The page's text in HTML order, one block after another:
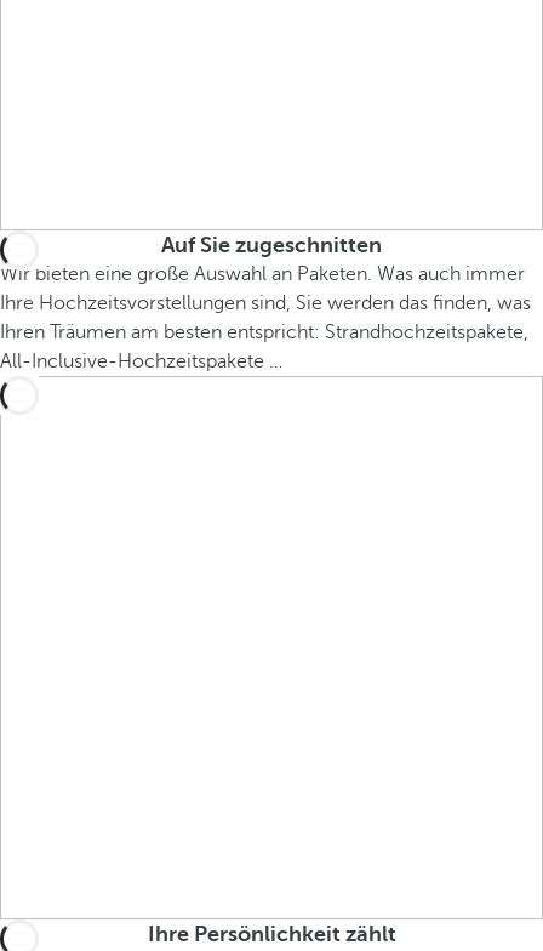
Auf Sie zugeschnitten
Wir bieten eine große Auswahl an Paketen. Was auch immer
Ihre Hochzeitsvorstellungen sind, Sie werden das finden, was
Ihren Träumen am besten entspricht: Strandhochzeitspakete,
All-Inclusive-Hochzeitspakete …
Ihre Persönlichkeit zählt